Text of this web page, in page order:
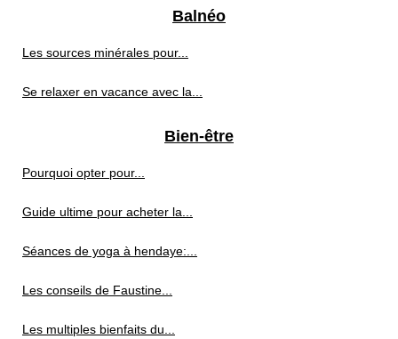
Balnéo
Les sources minérales pour...
Se relaxer en vacance avec la...
Bien-être
Pourquoi opter pour...
Guide ultime pour acheter la...
Séances de yoga à hendaye:...
Les conseils de Faustine...
Les multiples bienfaits du...